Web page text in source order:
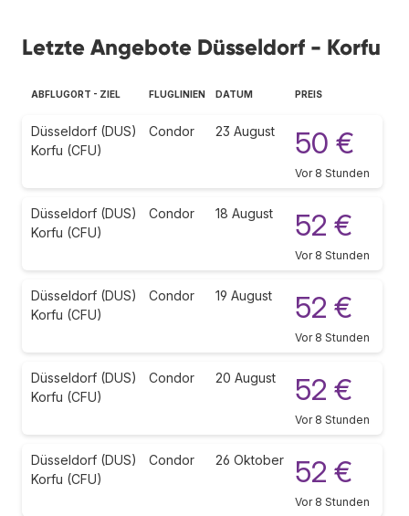
Letzte Angebote Düsseldorf - Korfu
ABFLUGORT - ZIEL FLUGLINIEN DATUM PREIS
Düsseldorf (DUS)
Korfu (CFU)
Condor 23 August 50 €
Vor 8 Stunden
Düsseldorf (DUS)
Korfu (CFU)
Condor 18 August 52 €
Vor 8 Stunden
Düsseldorf (DUS)
Korfu (CFU)
Condor 19 August 52 €
Vor 8 Stunden
Düsseldorf (DUS)
Korfu (CFU)
Condor 20 August 52 €
Vor 8 Stunden
Düsseldorf (DUS)
Korfu (CFU)
Condor 26 Oktober 52 €
Vor 8 Stunden